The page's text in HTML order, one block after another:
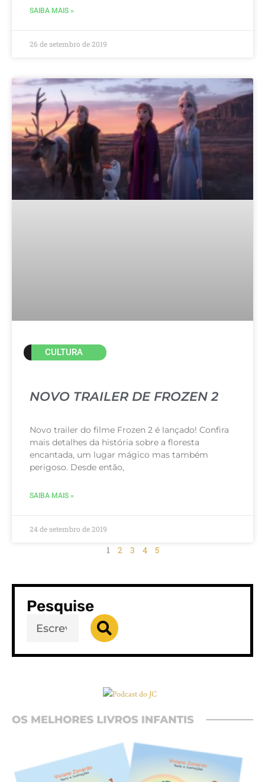
SAIBA MAIS »
26 de setembro de 2019
CULTURA
NOVO TRAILER DE FROZEN 2
Novo trailer do filme Frozen 2 é lançado! Confira
mais detalhes da história sobre a floresta
encantada, um lugar mágico mas também
perigoso. Desde então,
SAIBA MAIS »
24 de setembro de 2019
1 2 3 4 5
Pesquise